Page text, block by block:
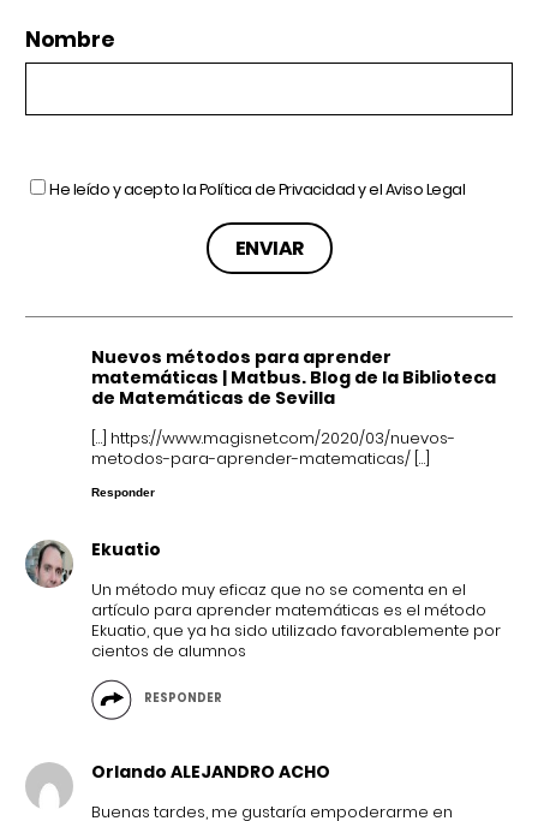
Nombre
He leído y acepto laPolítica de Privacidady elAviso Legal
Nuevos métodos para aprender
matemáticas | Matbus. Blog de la Biblioteca
de Matemáticas de Sevilla
[…] https://www.magisnet.com/2020/03/nuevos-
metodos-para-aprender-matematicas/ […]
Responder
Ekuatio
Un método muy eficaz que no se comenta en el
artículo para aprender matemáticas es el método
Ekuatio, que ya ha sido utilizado favorablemente por
cientos de alumnos
RESPONDER
Orlando ALEJANDRO ACHO
Buenas tardes, me gustaría empoderarme en